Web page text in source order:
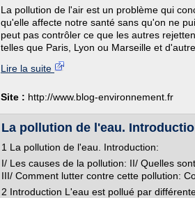
La pollution de l'air est un problème qui
qu'elle affecte notre santé sans qu'on ne
peut pas contrôler ce que les autres
telles que Paris, Lyon ou Marseille et
Lire la suite
Site : http://www.blog-environnement.fr
La pollution de l'eau.
1 La pollution de l'eau. Introduction:
I/ Les causes de la pollution: II/ Quelles
III/ Comment lutter contre cette pollution:
2 Introduction L'eau est pollué par